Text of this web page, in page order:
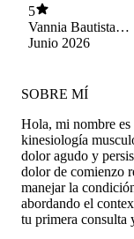
5
Vannia Bautista
Rojas
Junio 2026
SOBRE MÍ
Hola, mi nombre
kinesiología
dolor agudo y
dolor de comienzo
manejar la
abordando el
tu primera consulta